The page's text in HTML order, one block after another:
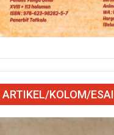
ARTIKEL/KOLOM/ESAI